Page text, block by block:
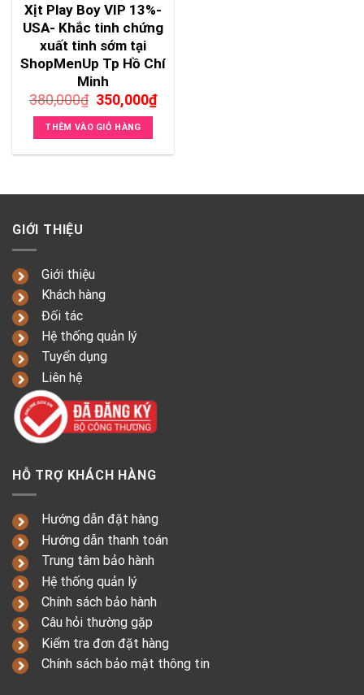
Xịt Play Boy VIP 13%-
USA- Khắc tinh chứng
xuất tinh sớm tại
ShopMenUp Tp Hồ Chí
Minh
380,000₫ Giá
gốc
là:
380,000₫.
350,000₫Giá
350,000₫.
THÊM VÀO GIỎ HÀNG
GIỚI THIỆU
Giới thiệu
Khách hàng
Đối tác
Hệ thống quản lý
Tuyển dụng
Liên hệ
HỖ TRỢ KHÁCH HÀNG
Hướng dẫn đặt hàng
Hướng dẫn thanh toán
Trung tâm bảo hành
Hệ thống quản lý
Chính sách bảo hành
Câu hỏi thường gặp
Kiểm tra đơn đặt hàng
Chính sách bảo mật thông tin